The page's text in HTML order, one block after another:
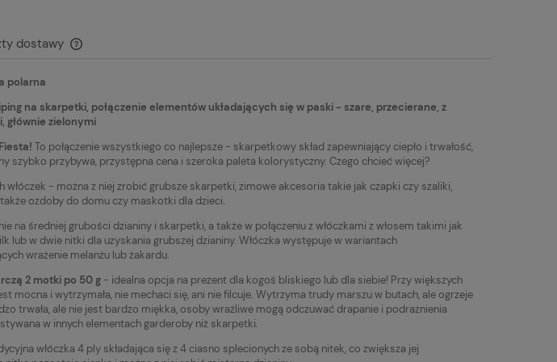
dostawy
płatności
polarna
na skarpetki, połączenie elementów układających się w paski - szare, przecierane, z
głównie zielonymi
To połączenie wszystkiego co najlepsze - skarpetkowy skład zapewniający ciepło i trwałość,
szybko przybywa, przystępna cena i szeroka paleta kolorystyczny. Czego chcieć więcej?
- można z niej zrobić grubsze skarpetki, zimowe akcesoria takie jak czapki czy szaliki,
ozdoby do domu czy maskotki dla dzieci.
na średniej grubości dzianiny i skarpetki, a także w połączeniu z włóczkami z włosem takimi jak
lub w dwie nitki dla uzyskania grubszej dzianiny. Włóczka występuje w wariantach
wrażenie melanżu lub żakardu.
2 motki po 50 g - idealna opcja na prezent dla kogoś bliskiego lub dla siebie! Przy większych
mocna i wytrzymała, nie mechaci się, ani nie filcuje. Wytrzyma trudy marszu w butach, ale ogrzeje
trwała, ale nie jest bardzo miękka, osoby wrażliwe mogą odczuwać drapanie i podrażnienia
w innych elementach garderoby niż skarpetki.
włóczka 4 ply składająca się z 4 ciasno splecionych ze sobą nitek, co zwiększa jej